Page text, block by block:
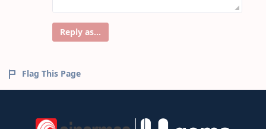
Reply as...
Flag This Page